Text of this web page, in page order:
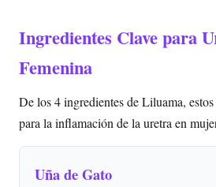
Ingredientes Clave para
Femenina
De los 4 ingredientes de Liluama,
para la inflamación de la uretra en
Uña de Gato